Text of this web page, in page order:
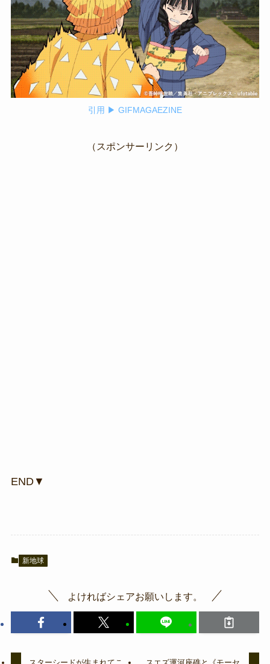
引 用 ▶ GIFMAGAEZINE
（スポンサーリンク）
END▼
新地球
よければシェアお願いします。